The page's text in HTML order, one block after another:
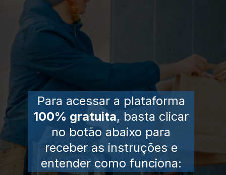
Para acessar a plataforma
100% gratuita, basta clicar
no botão abaixo para
receber as instruções e
entender como funciona: